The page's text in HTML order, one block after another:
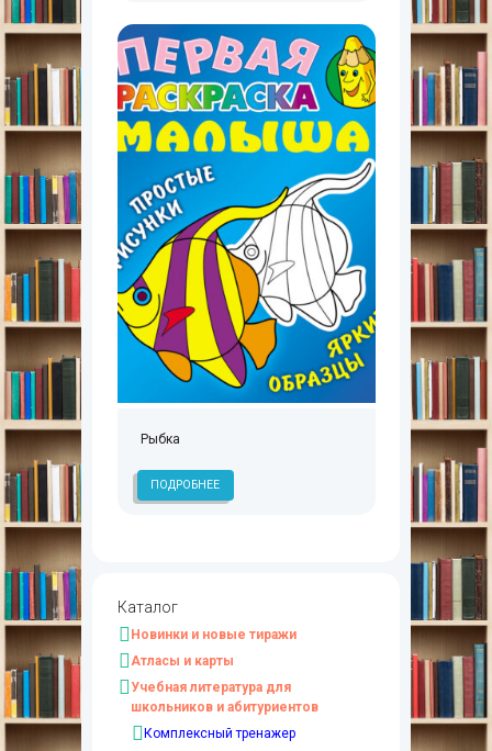
Рыбка
ПОДРОБНЕЕ
Каталог
Новинки и новые тиражи
Атласы и карты
Учебная литература для
школьников и абитуриентов
Комплексный тренажер